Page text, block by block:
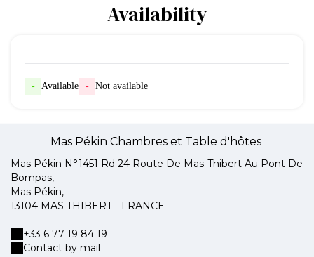
Availability
- Available - Not available
Mas Pékin Chambres et Table d'hôtes
Mas Pékin N°1451 Rd 24 Route De Mas-Thibert Au Pont De
Bompas,
Mas Pékin,
13104 MAS THIBERT - FRANCE
+33 6 77 19 84 19
Contact by mail